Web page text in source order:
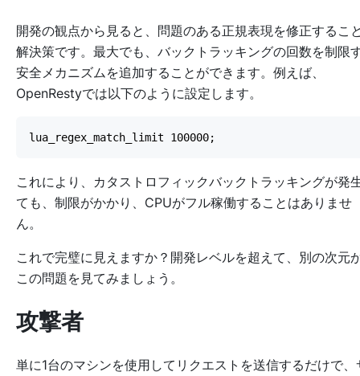
開発の観点から見ると、問題のある正規表現を修正するこ
解決策です。最大でも、バックトラッキングの回数を制限
安全メカニズムを追加することができます。例えば、
OpenRestyでは以下のように設定します。
これにより、カタストロフィックバックトラッキングが発
ても、制限がかかり、CPUがフル稼働することはありませ
ん。
これで完璧に見えますか？開発レベルを超えて、別の次元
この問題を見てみましょう。
攻撃者
単に1台のマシンを使用してリクエストを送信するだけで、